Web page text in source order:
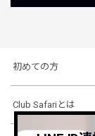
初めての方
Club Safariとは